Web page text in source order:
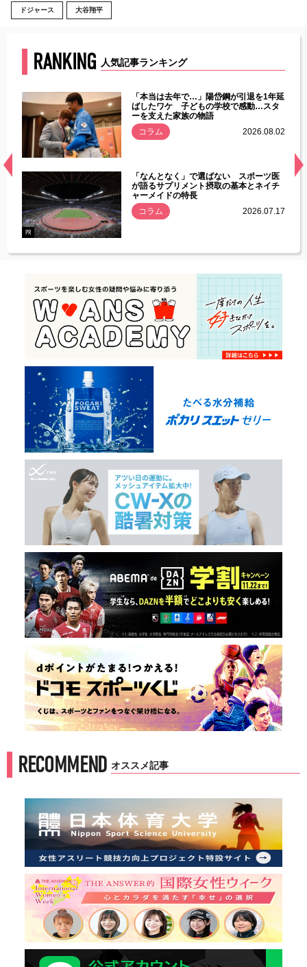
ドジャース 大谷翔平
RANKING 人気記事ランキング
常
「本当は去年で…」陽岱鋼が引退を1年延
ばしたワケ 子どもの学校で感動…スタ
ーを支えた家族の物語
コラム
2026.08.02
PR
「なんとなく」で選ばない スポーツ医
が語るサプリメント摂取の基本とネイチ
ャーメイドの特長
コラム
2026.07.17
RECOMMEND オススメ記事